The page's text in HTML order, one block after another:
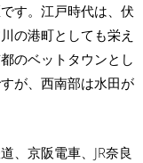
す。江戸時代は、伏
の港町としても栄え
のベットタウンとし
が、西南部は水田が
、京阪電車、JR奈良